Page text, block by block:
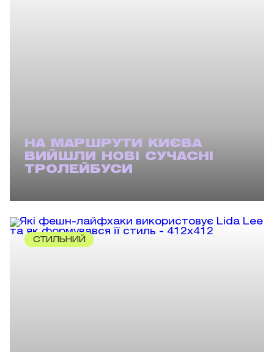
НА МАРШРУТИ КИЄВА
ВИЙШЛИ НОВІ СУЧАСНІ
ТРОЛЕЙБУСИ
СТИЛЬНИЙ